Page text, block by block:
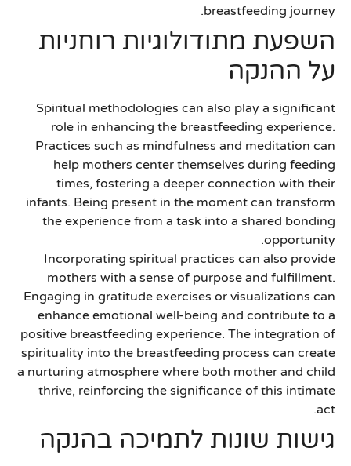
breastfeeding journey.
השפעת מתודולוגיות רוחניות
על ההנקה
Spiritual methodologies can also play a significant
role in enhancing the breastfeeding experience.
Practices such as mindfulness and meditation can
help mothers center themselves during feeding
times, fostering a deeper connection with their
infants. Being present in the moment can transform
the experience from a task into a shared bonding
opportunity.
Incorporating spiritual practices can also provide
mothers with a sense of purpose and fulfillment.
Engaging in gratitude exercises or visualizations can
enhance emotional well-being and contribute to a
positive breastfeeding experience. The integration of
spirituality into the breastfeeding process can create
a nurturing atmosphere where both mother and child
thrive, reinforcing the significance of this intimate
act.
גישות שונות לתמיכה בהנקה